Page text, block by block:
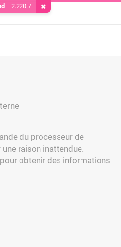
du processeur de
raison inattendue.
obtenir des informations
2.220.7 Supprimer le cookie